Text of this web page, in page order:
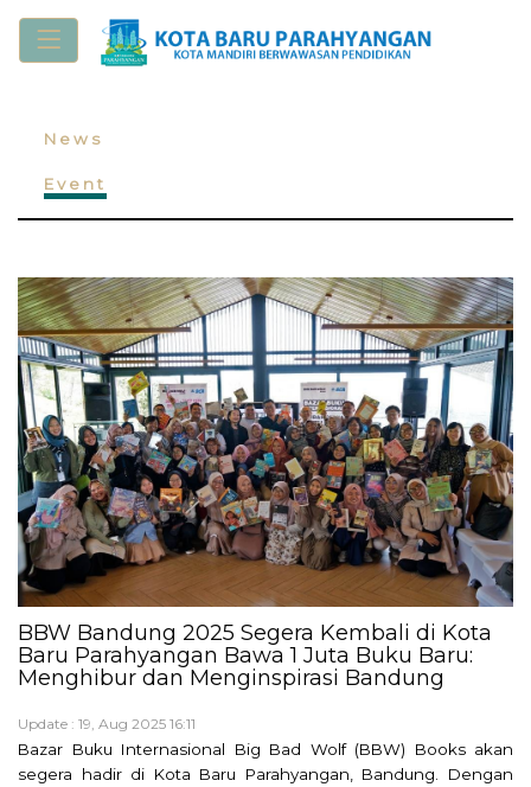
News
Event
BBW Bandung 2025 Segera Kembali di Kota
Baru Parahyangan Bawa 1 Juta Buku Baru:
Menghibur dan Menginspirasi Bandung
Update : 19, Aug 2025 16:11
Bazar Buku Internasional Big Bad Wolf (BBW) Books akan
segera hadir di Kota Baru Parahyangan, Bandung. Dengan